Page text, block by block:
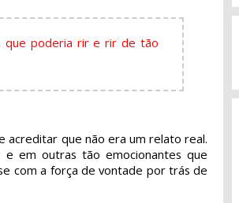
que poderia rir e rir de tão
acreditar que não era um relato real.
e em outras tão emocionantes que
com a força de vontade por trás de